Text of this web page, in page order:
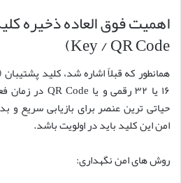
Key / QR Code)
حیاتی ترین عنصر برای بازیابی سریع
امن این کلید باید در اولویت باشد.
روش های امن نگهداری: